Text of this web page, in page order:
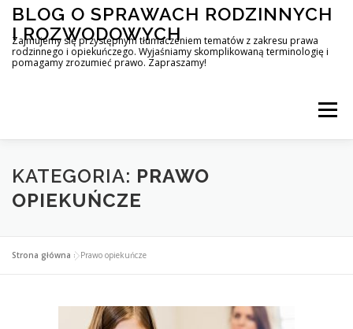
Przejdź
treści
BLOG O SPRAWACH RODZINNYCH
I ROZWODOWYCH
Zajmujemy się przystępnym tłumaczeniem tematów z zakresu prawa
rodzinnego i opiekuńczego. Wyjaśniamy skomplikowaną terminologię i
pomagamy zrozumieć prawo. Zapraszamy!
Menu
KATEGORIA: PRAWO
OPIEKUŃCZE
Strona główna »Prawo opiekuńcze